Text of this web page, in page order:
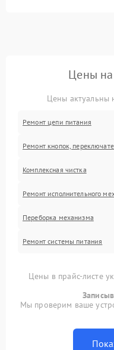
Цены на
Цены актуальны
Ремонт цепи питания
Ремонт кнопок,
Комплексная чистка
Ремонт исполнительного
Переборка механизма
Ремонт системы питания
Цены в прайс-листе
Мы проверим ваше